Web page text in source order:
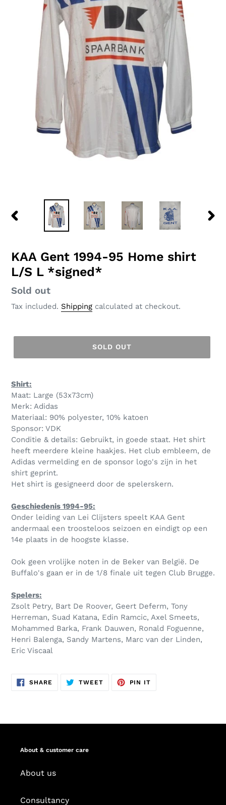
PREVIOUS
KAA Gent 1994-95 Home shirt
L/S L *signed*
Regular
price
Sold out
Tax included. Shipping calculated at checkout.
SOLD OUT
Shirt:
Maat: Large (53x73cm)
Merk: Adidas
Materiaal: 90% polyester, 10% katoen
Sponsor: VDK
Conditie & details: Gebruikt, in goede staat. Het shirt
heeft meerdere kleine haakjes. Het club embleem, de
Adidas vermelding en de sponsor logo's zijn in het
shirt geprint.
Het shirt is gesigneerd door de spelerskern.
Geschiedenis 1994-95:
Onder leiding van Lei Clijsters speelt KAA Gent
andermaal een troosteloos seizoen en eindigt op een
14e plaats in de hoogste klasse.
Ook geen vrolijke noten in de Beker van België. De
Buffalo's gaan er in de 1/8 finale uit tegen Club Brugge.
Spelers:
Zsolt Petry, Bart De Roover, Geert Deferm, Tony
Herreman, Suad Katana, Edin Ramcic, Axel Smeets,
Mohammed Barka, Frank Dauwen, Ronald Foguenne,
Henri Balenga, Sandy Martens, Marc van der Linden,
Eric Viscaal
SHARE SHARE
TWEETTWEET
PIN IT
About & customer care
About us
Consultancy